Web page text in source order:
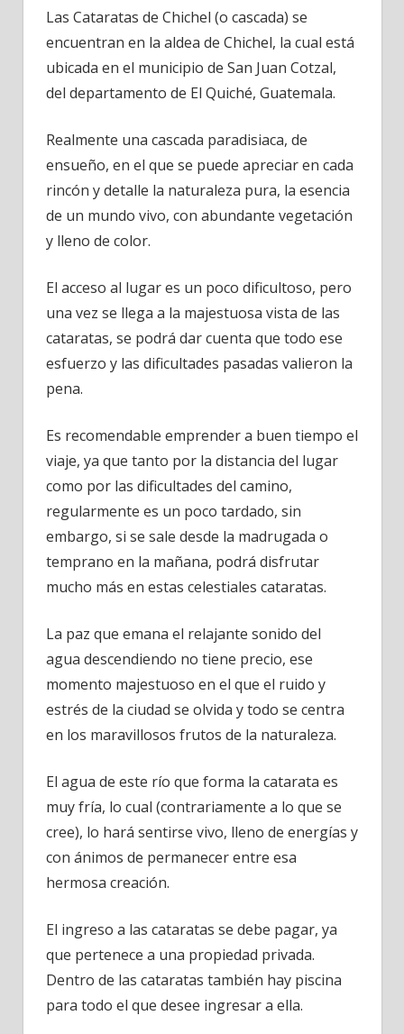
Aldea
Chichel,
Juan
Cotzal,
Quiché,
Guatemala
Las Cataratas de Chichel (o cascada) se
encuentran en la aldea de Chichel, la cual está
ubicada en el municipio de San Juan Cotzal,
del departamento de El Quiché, Guatemala.
Realmente una cascada paradisiaca, de
ensueño, en el que se puede apreciar en cada
rincón y detalle la naturaleza pura, la esencia
de un mundo vivo, con abundante vegetación
y lleno de color.
El acceso al lugar es un poco dificultoso, pero
una vez se llega a la majestuosa vista de las
cataratas, se podrá dar cuenta que todo ese
esfuerzo y las dificultades pasadas valieron la
pena.
Es recomendable emprender a buen tiempo el
viaje, ya que tanto por la distancia del lugar
como por las dificultades del camino,
regularmente es un poco tardado, sin
embargo, si se sale desde la madrugada o
temprano en la mañana, podrá disfrutar
mucho más en estas celestiales cataratas.
La paz que emana el relajante sonido del
agua descendiendo no tiene precio, ese
momento majestuoso en el que el ruido y
estrés de la ciudad se olvida y todo se centra
en los maravillosos frutos de la naturaleza.
El agua de este río que forma la catarata es
muy fría, lo cual (contrariamente a lo que se
cree), lo hará sentirse vivo, lleno de energías y
con ánimos de permanecer entre esa
hermosa creación.
El ingreso a las cataratas se debe pagar, ya
que pertenece a una propiedad privada.
Dentro de las cataratas también hay piscina
para todo el que desee ingresar a ella.